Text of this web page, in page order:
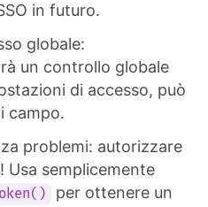
in futuro.
globale:
un controllo globale
di accesso, può
campo.
problemi: autorizzare
Usa semplicemente
per ottenere un